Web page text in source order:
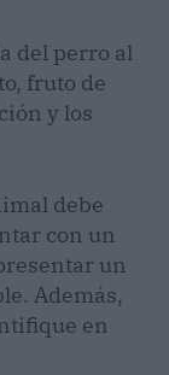
del perro al
fruto de
y los
debe
con un
un
Además,
en